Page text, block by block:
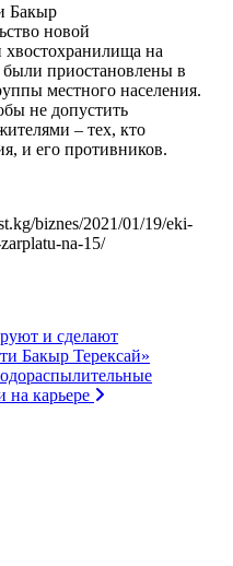
Бакыр
новой
хвостохранилища на
приостановлены в
местного населения.
не допустить
– тех, кто
и его противников.
biznes/2021/01/19/eki-
na-15/
и сделают
Бакыр Терексай»
на карьере